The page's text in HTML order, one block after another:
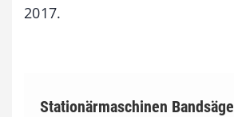
2017.
Stationärmaschinen Bandsäge